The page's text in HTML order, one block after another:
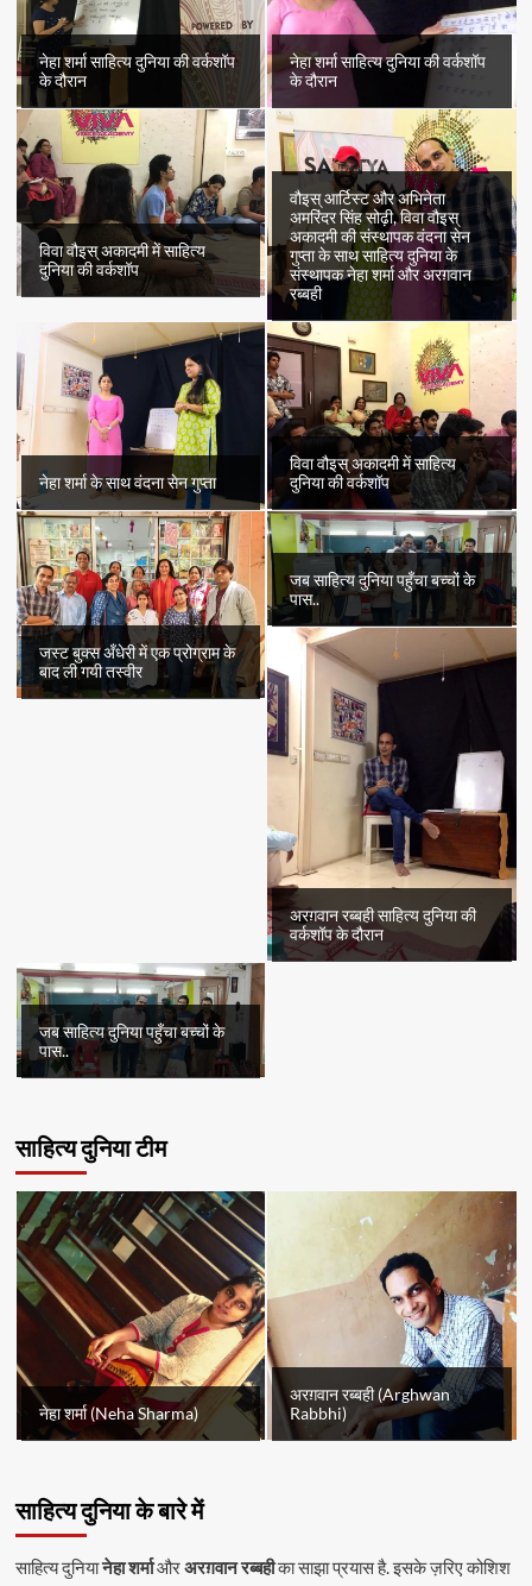
नेहा शर्मा साहित्य दुनिया की वर्कशॉप
के दौरान
नेहा शर्मा साहित्य दुनिया की वर्कशॉप
के दौरान
विवा वौइस् अकादमी में साहित्य
दुनिया की वर्कशॉप
वौइस् आर्टिस्ट और अभिनेता
अमरिंदर सिंह सोढ़ी, विवा वौइस्
अकादमी की संस्थापक वंदना सेन
गुप्ता के साथ साहित्य दुनिया के
संस्थापक नेहा शर्मा और अरग़वान
रब्बही
नेहा शर्मा के साथ वंदना सेन गुप्ता
विवा वौइस् अकादमी में साहित्य
दुनिया की वर्कशॉप
जस्ट बुक्स अँधेरी में एक प्रोग्राम के
बाद ली गयी तस्वीर
जब साहित्य दुनिया पहुँचा बच्चों के
पास..
अरग़वान रब्बही साहित्य दुनिया की
वर्कशॉप के दौरान
जब साहित्य दुनिया पहुँचा बच्चों के
पास..
साहित्य दुनिया टीम
नेहा शर्मा (Neha Sharma)
अरग़वान रब्बही (Arghwan
Rabbhi)
साहित्य दुनिया के बारे में
साहित्य दुनियानेहा शर्माऔरअरग़वान रब्बहीका साझा प्रयास है. इसके ज़रिए कोशिश